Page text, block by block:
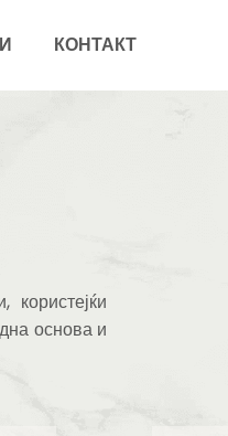
КОНТАКТ
основа и